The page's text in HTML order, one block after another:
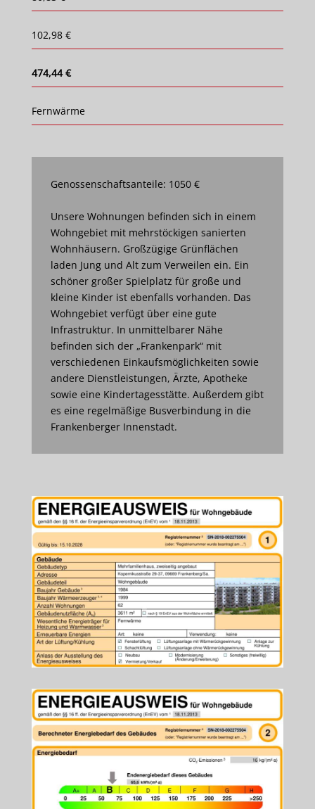
102,98 €
474,44 €
Fernwärme
Genossenschaftsanteile: 1050 €
Unsere Wohnungen befinden sich in einem
Wohngebiet mit mehrstöckigen sanierten
Wohnhäusern. Großzügige Grünflächen
laden Jung und Alt zum Verweilen ein. Ein
schöner großer Spielplatz für große und
kleine Kinder ist ebenfalls vorhanden. Das
Wohngebiet verfügt über eine gute
Infrastruktur. In unmittelbarer Nähe
befinden sich der „Frankenpark“ mit
verschiedenen Einkaufsmöglichkeiten sowie
andere Dienstleistungen, Ärzte, Apotheke
sowie eine Kindertagesstätte. Außerdem gibt
es eine regelmäßige Busverbindung in die
Frankenberger Innenstadt.